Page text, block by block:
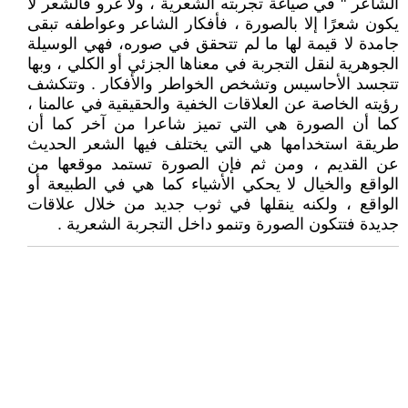
الشاعر " في صياغة تجربته الشعرية ، ولا غرو فالشعر لا
يكون شعرًا إلا بالصورة ، فأفكار الشاعر وعواطفه تبقى
جامدة لا قيمة لها ما لم تتحقق في صوره، فهي الوسيلة
الجوهرية لنقل التجربة في معناها الجزئي أو الكلي ، وبها
تتجسد الأحاسيس وتشخص الخواطر والأفكار . وتتكشف
رؤيته الخاصة عن العلاقات الخفية والحقيقية في عالمنا ،
كما أن الصورة هي التي تميز شاعرا من آخر كما أن
طريقة استخدامها هي التي يختلف فيها الشعر الحديث
عن القديم ، ومن ثم فإن الصورة تستمد موقعها من
الواقع والخيال لا يحكي الأشياء كما هي في الطبيعة أو
الواقع ، ولكنه ينقلها في ثوب جديد من خلال علاقات
جديدة فتتكون الصورة وتنمو داخل التجربة الشعرية .